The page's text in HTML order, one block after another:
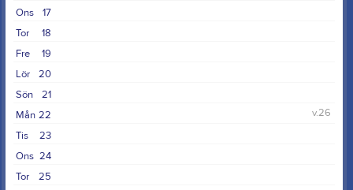
17
Ons
18
Tor
19
Fre
20
Lör
21
Sön
22
Mån
v.26
23
Tis
24
Ons
25
Tor